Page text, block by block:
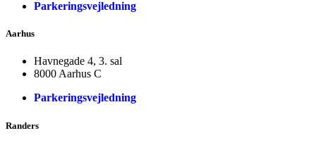
Parkeringsvejledning
Aarhus
Havnegade 4, 3. sal
8000 Aarhus C
Parkeringsvejledning
Randers